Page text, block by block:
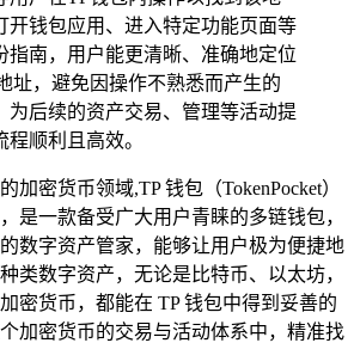
开钱包应用、进入特定功能页面等
指南，用户能更清晰、准确地定位
址，避免因操作不熟悉而产生的
为后续的资产交易、管理等活动提
顺利且高效。
加密货币领域,TP 钱包（TokenPocket）
是一款备受广大用户青睐的多链钱包，
数字资产管家，能够让用户极为便捷地
类数字资产，无论是比特币、以太坊，
密货币，都能在 TP 钱包中得到妥善的
加密货币的交易与活动体系中，精准找